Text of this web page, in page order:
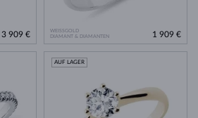
3 909 €
WEISSGOLD
DIAMANT & DIAMANTEN
1 909 €
AUF LAGER